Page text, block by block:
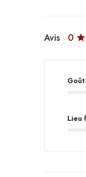
Avis 0
Goût
Lieu